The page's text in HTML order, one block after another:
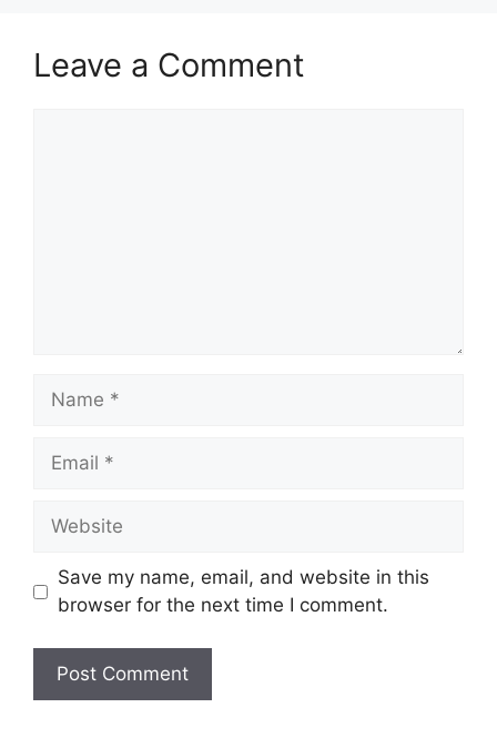
Leave a Comment
Name
Email
Website
Save my name, email, and website in this
browser for the next time I comment.